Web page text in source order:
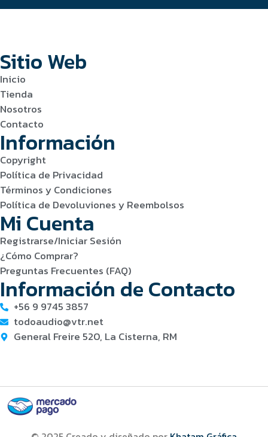
Sitio Web
Inicio
Tienda
Nosotros
Contacto
Información
Copyright
Política de Privacidad
Términos y Condiciones
Política de Devoluviones y Reembolsos
Mi Cuenta
Registrarse/Iniciar Sesión
¿Cómo Comprar?
Preguntas Frecuentes (FAQ)
Información de Contacto
+56 9 9745 3857
todoaudio@vtr.net
General Freire 520, La Cisterna, RM